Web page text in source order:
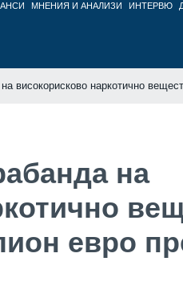
МНЕНИЯ И АНАЛИЗИ ИНТЕРВЮ
високорисково наркотично
на
евро